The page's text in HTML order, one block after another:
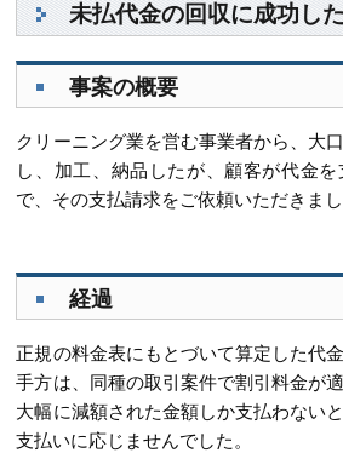
未払代金の回収に成功し
事案の概要
クリーニング業を営む事業者から、大
し、加工、納品したが、顧客が代金
で、その支払請求をご依頼いただきまし
経過
正規の料金表にもとづいて算定した代
手方は、同種の取引案件で割引料金が
大幅に減額された金額しか支払わない
支払いに応じませんでした。